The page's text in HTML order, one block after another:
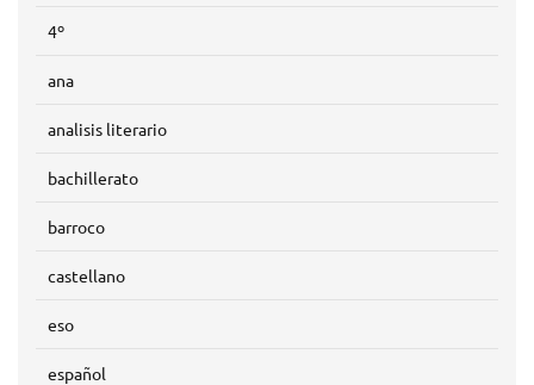
4º
ana
analisis literario
bachillerato
barroco
castellano
eso
español